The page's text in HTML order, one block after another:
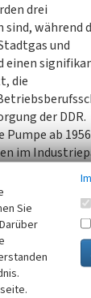
drei
während
und
einen
die
der DDR.
Pumpe ab 1956
im
Teils diente
typisches
qualitativ
ist von
Sie